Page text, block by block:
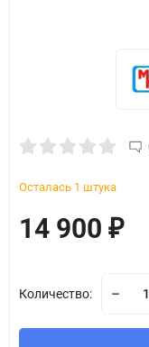
Осталась 1 штука
14 900 ₽
Количество: